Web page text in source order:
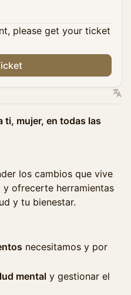
please get your ticket
ti, mujer, en todas las
los cambios que vive
ofrecerte herramientas
y tu bienestar.
necesitamos y por
mental y gestionar el